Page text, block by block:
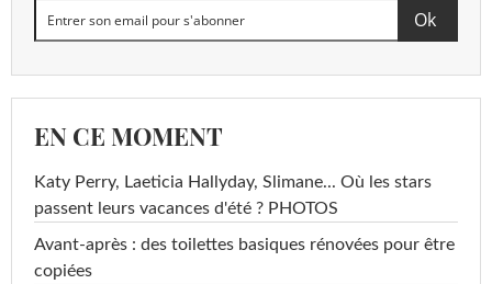
EN CE MOMENT
Katy Perry, Laeticia Hallyday, Slimane... Où les stars
passent leurs vacances d'été ? PHOTOS
Avant-après : des toilettes basiques rénovées pour être
copiées